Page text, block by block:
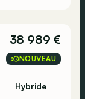
38 989 €
NOUVEAU
Hybride